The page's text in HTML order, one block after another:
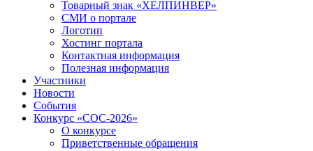
Товарный знак «ХЕЛПИНВЕР»
СМИ о портале
Логотип
Хостинг портала
Контактная информация
Полезная информация
Участники
Новости
События
Конкурс «СОС-2026»
О конкурсе
Приветственные обращения